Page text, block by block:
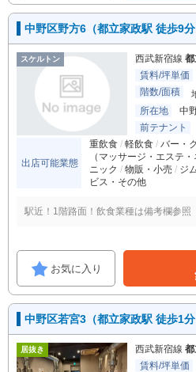
中野区野方6（都立家政駅 徒歩9
スケルトン 西武新宿線
賃料/坪単価
階数/面積
所在地
中
前テナント
出店可能業態
重飲食 軽飲食 バー・
（マッサージ・エステ・
ニック
物販・小売 ジ
ビス・その他
駅近！1階路面！飲食業種は備考欄参照
お気に入り
中野区若宮3（都立家政駅 徒歩1
居抜き 西武新宿線
賃料/坪単価